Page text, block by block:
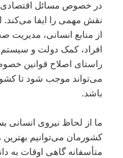
در خصوص مسائل
نقش مهمى را ایفا مى‌کند.
از منابع انسانى، مدیریت
افراد، کمک دولت و سیستم
راستاى اصلاح قوانین
مى‌تواند موجب شود تا
باشد.
ما از لحاظ نیروى انسانى
کشورمان مى‌توانیم
متأسفانه گاهى اوقات به